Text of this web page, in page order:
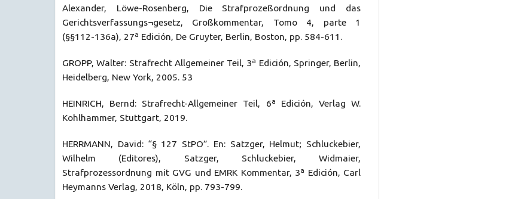
Alexander, Löwe-Rosenberg, Die Strafprozeßordnung und das
Gerichtsverfassungs¬gesetz, Großkommentar, Tomo 4, parte 1
(§§112-136a), 27ª Edición, De Gruyter, Berlin, Boston, pp. 584-611.
GROPP, Walter: Strafrecht Allgemeiner Teil, 3ª Edición, Springer, Berlin,
Heidelberg, New York, 2005. 53
HEINRICH, Bernd: Strafrecht-Allgemeiner Teil, 6ª Edición, Verlag W.
Kohlhammer, Stuttgart, 2019.
HERRMANN, David: “§ 127 StPO”. En: Satzger, Helmut; Schluckebier,
Wilhelm (Editores), Satzger, Schluckebier, Widmaier,
Strafprozessordnung mit GVG und EMRK Kommentar, 3ª Edición, Carl
Heymanns Verlag, 2018, Köln, pp. 793-799.